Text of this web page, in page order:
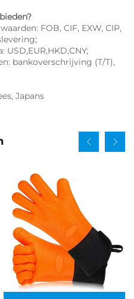
FOB, CIF, EXW, CIP,
bankoverschrijving (T/T),
Japans